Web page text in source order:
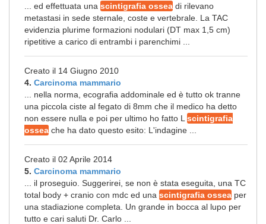
... ed effettuata una scintigrafia ossea di rilevano
metastasi in sede sternale, coste e vertebrale. La TAC
evidenzia plurime formazioni nodulari (DT max 1,5 cm)
ripetitive a carico di entrambi i parenchimi ...
Creato il 14 Giugno 2010
4. Carcinoma mammario
... nella norma, ecografia addominale ed è tutto ok tranne
una piccola ciste al fegato di 8mm che il medico ha detto
non essere nulla e poi per ultimo ho fatto L scintigrafia
ossea che ha dato questo esito: L'indagine ...
Creato il 02 Aprile 2014
5. Carcinoma mammario
... il proseguio. Suggerirei, se non è stata eseguita, una TC
total body + cranio con mdc ed una scintigrafia ossea per
una stadiazione completa. Un grande in bocca al lupo per
tutto e cari saluti Dr. Carlo ...